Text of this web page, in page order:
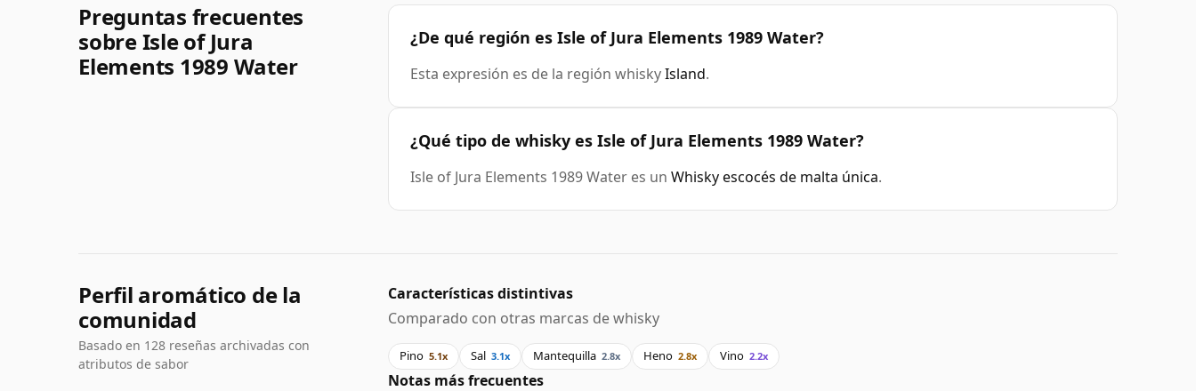
Preguntas frecuentes
sobre Isle of Jura
Elements 1989 Water
¿De qué región es Isle of Jura Elements 1989 Water?
Esta expresión es de la región whiskyIsland.
¿Qué tipo de whisky es Isle of Jura Elements 1989 Water?
Isle of Jura Elements 1989 Water es un Whisky escocés de malta única.
Perfil aromático de la
comunidad
Basado en 128 reseñas archivadas con
atributos de sabor
Características distintivas
Comparado con otras marcas de whisky
Pino 5.1x Sal 3.1x Mantequilla 2.8x Heno 2.8x Vino 2.2x
Notas más frecuentes